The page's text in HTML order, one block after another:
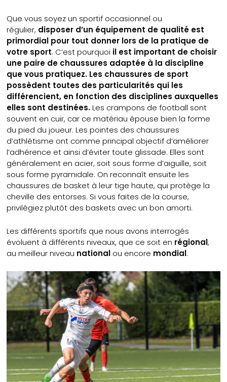
Que vous soyez un sportif occasionnel ou
régulier, disposer d’un équipement de qualité est
primordial pour tout donner lors de la pratique de
votre sport. C’est pourquoi il est important de choisir
une paire de chaussures adaptée à la discipline
que vous pratiquez. Les chaussures de sport
possèdent toutes des particularités qui les
différencient, en fonction des disciplines auxquelles
elles sont destinées.Les crampons de football sont
souvent en cuir, car ce matériau épouse bien la forme
du pied du joueur. Les pointes des chaussures
d’athlétisme ont comme principal objectif d’améliorer
l’adhérence et ainsi d’éviter toute glissade. Elles sont
généralement en acier, soit sous forme d’aiguille, soit
sous forme pyramidale. On reconnaît ensuite les
chaussures de basket à leur tige haute, qui protège la
cheville des entorses. Si vous faites de la course,
privilégiez plutôt des baskets avec un bon amorti.
Les différents sportifs que nous avons interrogés
évoluent à différents niveaux, que ce soit en régional,
au meilleur niveau national ou encore mondial.